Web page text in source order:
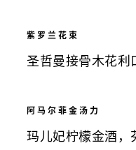
紫罗兰花束
圣哲曼接骨木花
阿马尔菲金汤力
玛儿妃柠檬金酒，